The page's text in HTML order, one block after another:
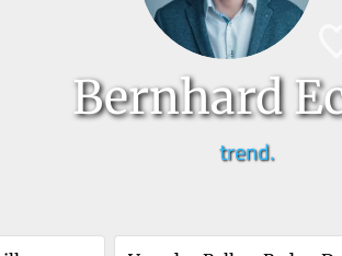
Bernhard
trend.